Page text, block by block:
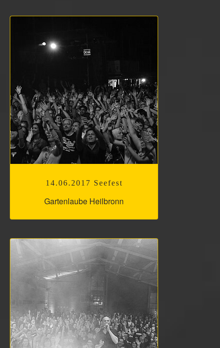
14.06.2017 Seefest
Gartenlaube Heilbronn